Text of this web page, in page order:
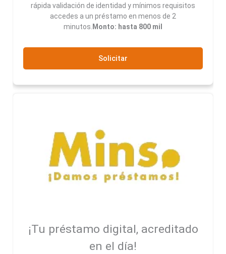
rápida validación de identidad y mínimos requisitos
accedes a un préstamo en menos de 2
minutos. Monto: hasta 800 mil
Solicitar
¡Tu préstamo digital, acreditado
en el día!